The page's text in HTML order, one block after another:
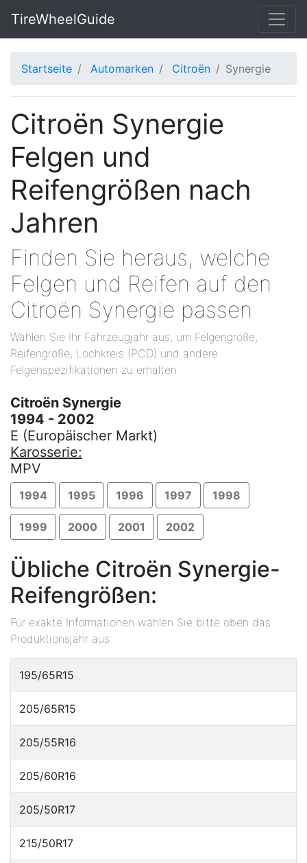
TireWheelGuide
Startseite Automarken Citroën Synergie
Citroën Synergie
Felgen und
Reifengrößen nach
Jahren
Finden Sie heraus, welche
Felgen und Reifen auf den
Citroën Synergie passen
Wählen Sie Ihr Fahrzeugjahr aus, um Felgengröße,
Reifengröße, Lochkreis (PCD) und andere
Felgenspezifikationen zu erhalten
Citroën Synergie
1994 - 2002
E (Europäischer Markt)
Karosserie:
MPV
1994 1995 1996 1997 1998
1999 2000 2001 2002
Übliche Citroën Synergie-
Reifengrößen:
Für exakte Informationen wählen Sie bitte oben das
Produktionsjahr aus
195/65R15
205/65R15
205/55R16
205/60R16
205/50R17
215/50R17